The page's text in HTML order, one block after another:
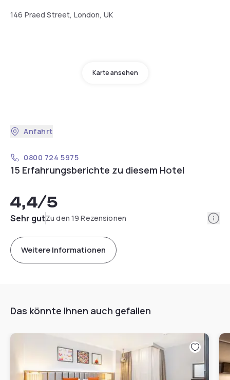
146 Praed Street, London, UK
Karte ansehen
Anfahrt
0800 724 5975
15 Erfahrungsberichte zu diesem Hotel
4,4/5
Sehr gutZu den 19 Rezensionen
Weitere Informationen
Das könnte Ihnen auch gefallen